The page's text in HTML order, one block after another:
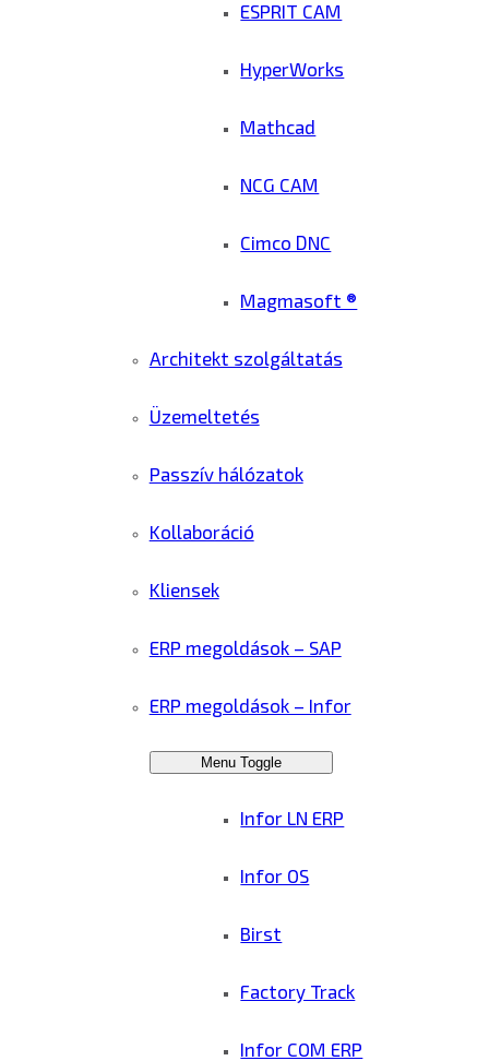
ESPRIT CAM
HyperWorks
Mathcad
NCG CAM
Cimco DNC
Magmasoft ®
Architekt szolgáltatás
Üzemeltetés
Passzív hálózatok
Kollaboráció
Kliensek
ERP megoldások – SAP
ERP megoldások – Infor
Menu Toggle
Infor LN ERP
Infor OS
Birst
Factory Track
Infor COM ERP